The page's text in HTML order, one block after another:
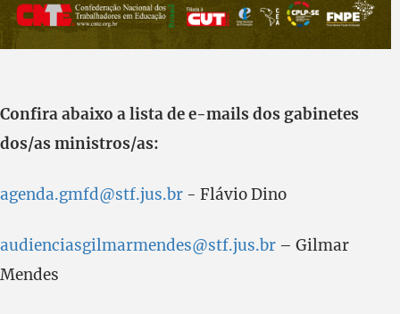
Confira abaixo a lista de e-mails dos gabinetes
dos/as ministros/as:
agenda.gmfd@stf.jus.br - Flávio Dino
audienciasgilmarmendes@stf.jus.br – Gilmar
Mendes